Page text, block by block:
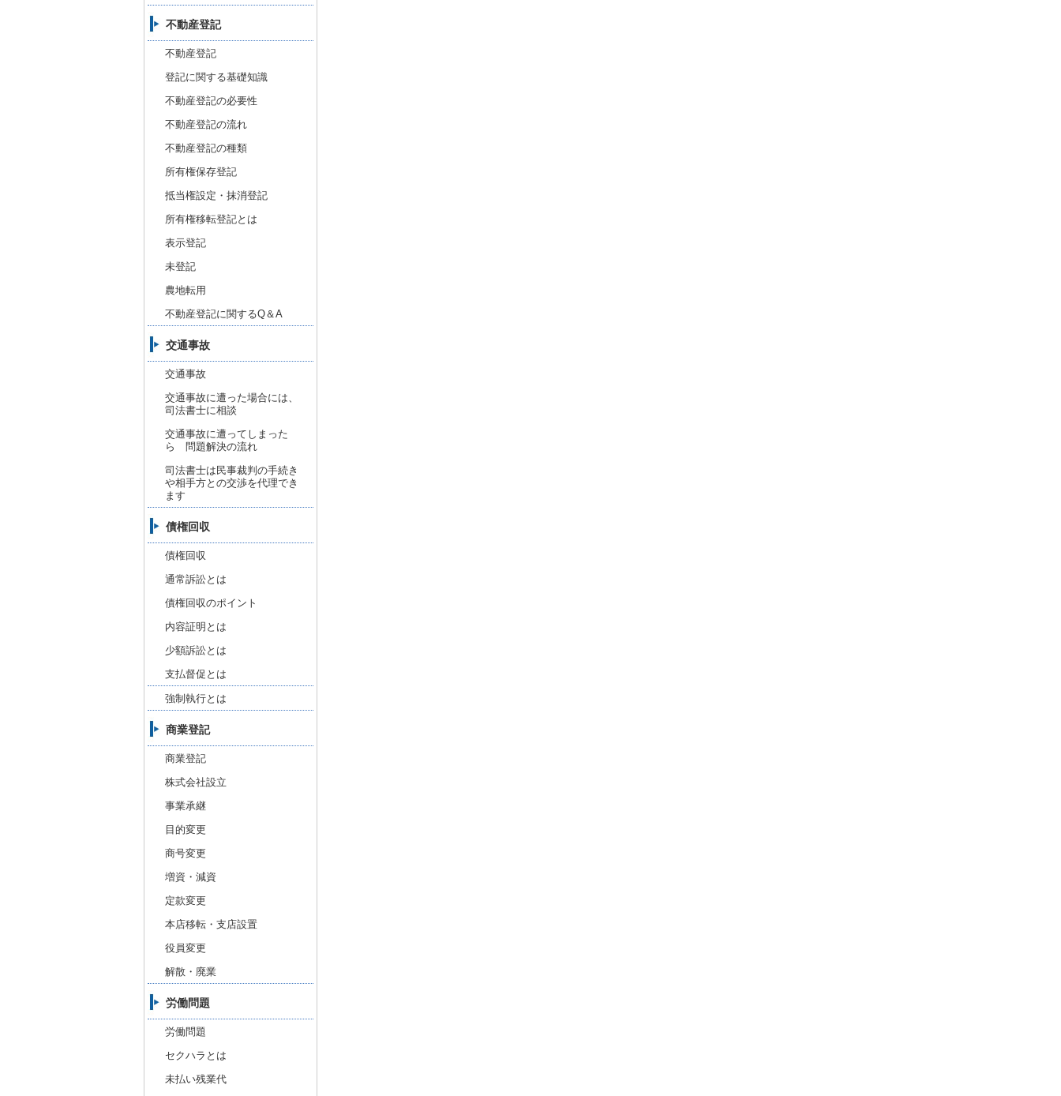
不動産登記
不動産登記
登記に関する基礎知識
不動産登記の必要性
不動産登記の流れ
不動産登記の種類
所有権保存登記
抵当権設定・抹消登記
所有権移転登記とは
表示登記
未登記
農地転用
不動産登記に関するQ＆A
交通事故
交通事故
交通事故に遭った場合には、
司法書士に相談
交通事故に遭ってしまった
ら 問題解決の流れ
司法書士は民事裁判の手続き
や相手方との交渉を代理でき
ます
債権回収
債権回収
通常訴訟とは
債権回収のポイント
内容証明とは
少額訴訟とは
支払督促とは
強制執行とは
商業登記
商業登記
株式会社設立
事業承継
目的変更
商号変更
増資・減資
定款変更
本店移転・支店設置
役員変更
解散・廃業
労働問題
労働問題
セクハラとは
未払い残業代